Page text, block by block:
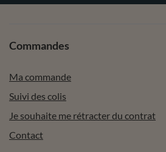
Commandes
Ma commande
Suivi des colis
Je souhaite me rétracter du contrat
Contact